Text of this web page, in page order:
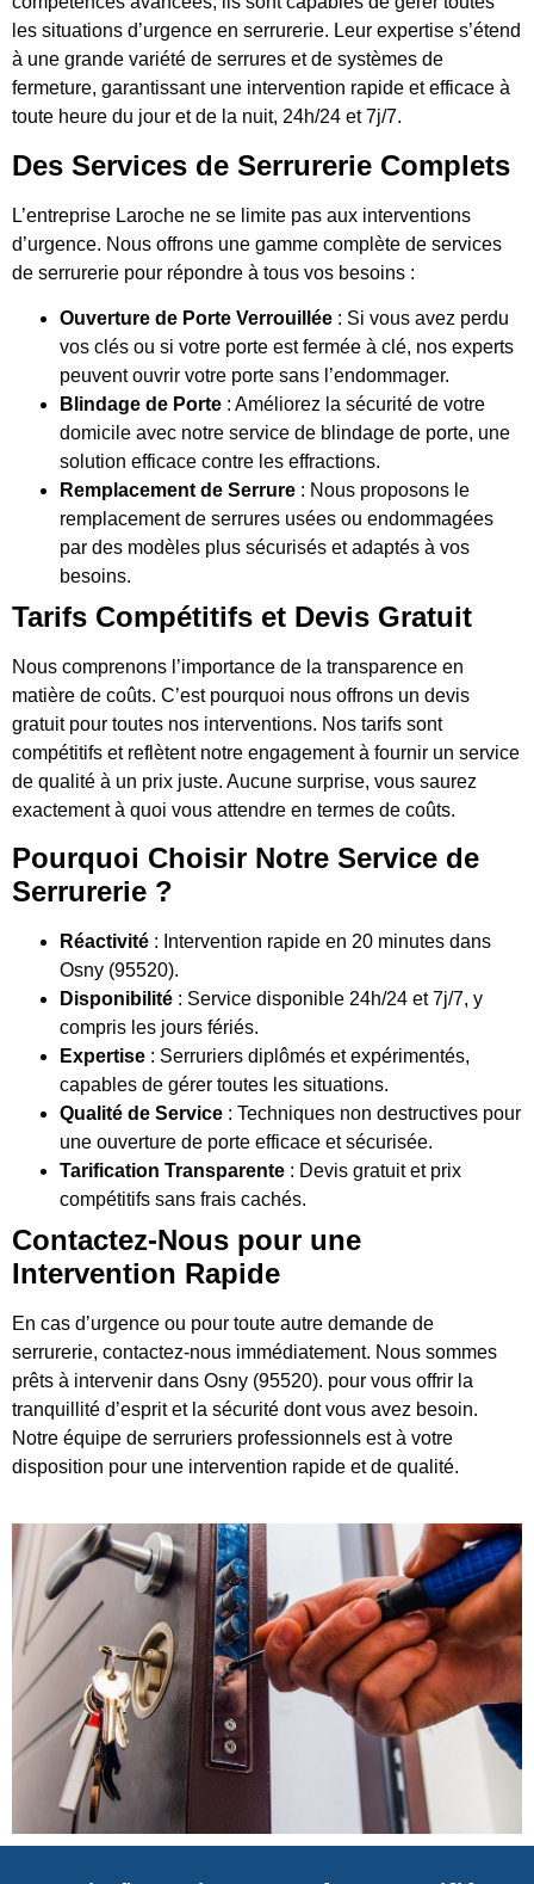
les situations d’urgence en serrurerie. Leur expertise s’étend
à une grande variété de serrures et de systèmes de
fermeture, garantissant une intervention rapide et efficace à
toute heure du jour et de la nuit, 24h/24 et 7j/7.
Des Services de Serrurerie Complets
L’entreprise Laroche ne se limite pas aux interventions
d’urgence. Nous offrons une gamme complète de services
de serrurerie pour répondre à tous vos besoins :
Ouverture de Porte Verrouillée : Si vous avez perdu
vos clés ou si votre porte est fermée à clé, nos experts
peuvent ouvrir votre porte sans l’endommager.
Blindage de Porte : Améliorez la sécurité de votre
domicile avec notre service de blindage de porte, une
solution efficace contre les effractions.
Remplacement de Serrure : Nous proposons le
remplacement de serrures usées ou endommagées
par des modèles plus sécurisés et adaptés à vos
besoins.
Tarifs Compétitifs et Devis Gratuit
Nous comprenons l’importance de la transparence en
matière de coûts. C’est pourquoi nous offrons un devis
gratuit pour toutes nos interventions. Nos tarifs sont
compétitifs et reflètent notre engagement à fournir un service
de qualité à un prix juste. Aucune surprise, vous saurez
exactement à quoi vous attendre en termes de coûts.
Pourquoi Choisir Notre Service de
Serrurerie ?
Réactivité : Intervention rapide en 20 minutes dans
Osny (95520).
Disponibilité : Service disponible 24h/24 et 7j/7, y
compris les jours fériés.
Expertise : Serruriers diplômés et expérimentés,
capables de gérer toutes les situations.
Qualité de Service : Techniques non destructives pour
une ouverture de porte efficace et sécurisée.
Tarification Transparente : Devis gratuit et prix
compétitifs sans frais cachés.
Contactez-Nous pour une
Intervention Rapide
En cas d’urgence ou pour toute autre demande de
serrurerie, contactez-nous immédiatement. Nous sommes
prêts à intervenir dans Osny (95520). pour vous offrir la
tranquillité d’esprit et la sécurité dont vous avez besoin.
Notre équipe de serruriers professionnels est à votre
disposition pour une intervention rapide et de qualité.